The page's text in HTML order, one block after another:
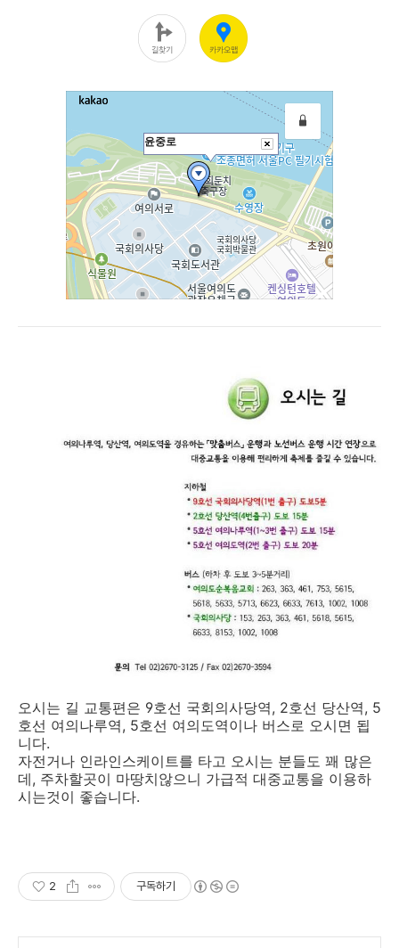
오시는 길 교통편은 9호선 국회의사당역, 2호선 당산역, 5
호선 여의나루역, 5호선 여의도역이나 버스로 오시면 됩
니다.
자전거나 인라인스케이트를 타고 오시는 분들도 꽤 많은
데, 주차할곳이 마땅치않으니 가급적 대중교통을 이용하
시는것이 좋습니다.
2 구독하기